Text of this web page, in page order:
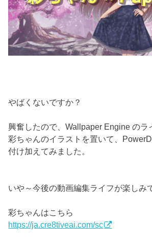
やばくないですか？
興奮したので、Wallpaper Engine のラ
彩ちゃんのイラストを置いて、
付け加えてみました。
いや～今後の動画編集ライフが楽しみ
彩ちゃんはこちら
https://ja.cre8tiveai.com/sc